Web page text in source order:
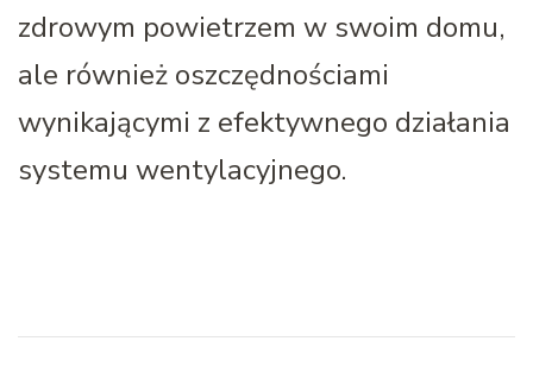
zdrowym powietrzem w swoim domu,
ale również oszczędnościami
wynikającymi z efektywnego działania
systemu wentylacyjnego.